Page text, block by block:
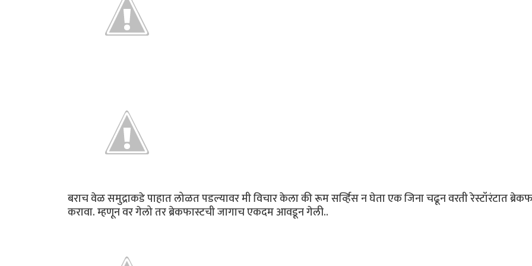
बराच वेळ समुद्राकडे पाहात लोळत पडल्यावर मी विचार केला की रूम सर्व्हिस न घेता एक जिना चढून वरती रेस्टॉरंटात
करावा. म्हणून वर गेलो तर ब्रेकफास्टची जागाच एकदम आवडून गेली..